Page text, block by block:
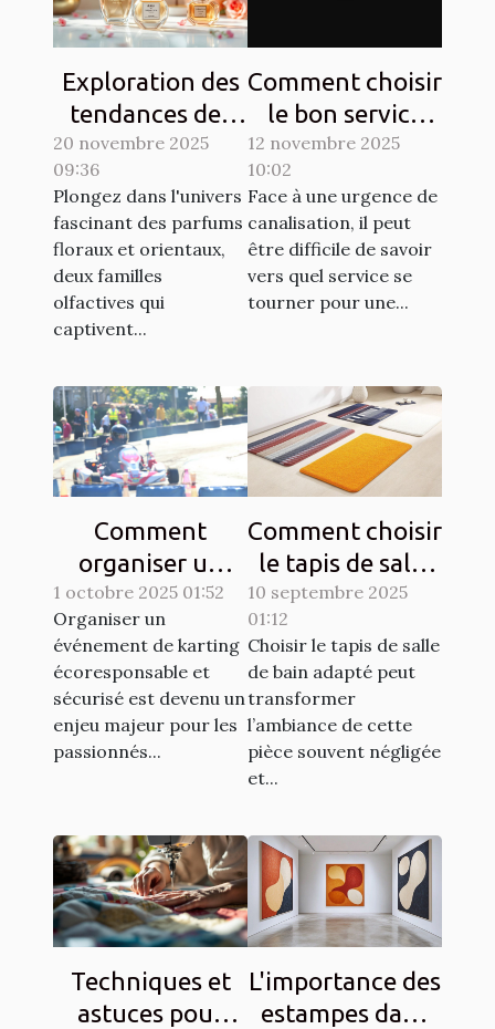
Exploration des
tendances des
parfums floraux
et orientaux
20 novembre 2025
09:36
Plongez dans l'univers
fascinant des parfums
floraux et orientaux,
deux familles
olfactives qui
captivent...
Comment choisir
le bon service
pour vos
urgences de
canalisation ?
12 novembre 2025
10:02
Face à une urgence de
canalisation, il peut
être difficile de savoir
vers quel service se
tourner pour une...
Comment
organiser un
événement de
karting
écoresponsable
et sécurisé?
1 octobre 2025 01:52
Organiser un
événement de karting
écoresponsable et
sécurisé est devenu un
enjeu majeur pour les
passionnés...
Comment choisir
le tapis de salle
de bain idéal
pour votre
espace ?
10 septembre 2025
01:12
Choisir le tapis de salle
de bain adapté peut
transformer
l’ambiance de cette
pièce souvent négligée
et...
Techniques et
astuces pour
L'importance des
estampes dans